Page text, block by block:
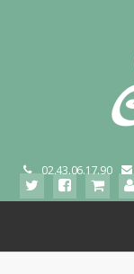
02.43.06.17.90